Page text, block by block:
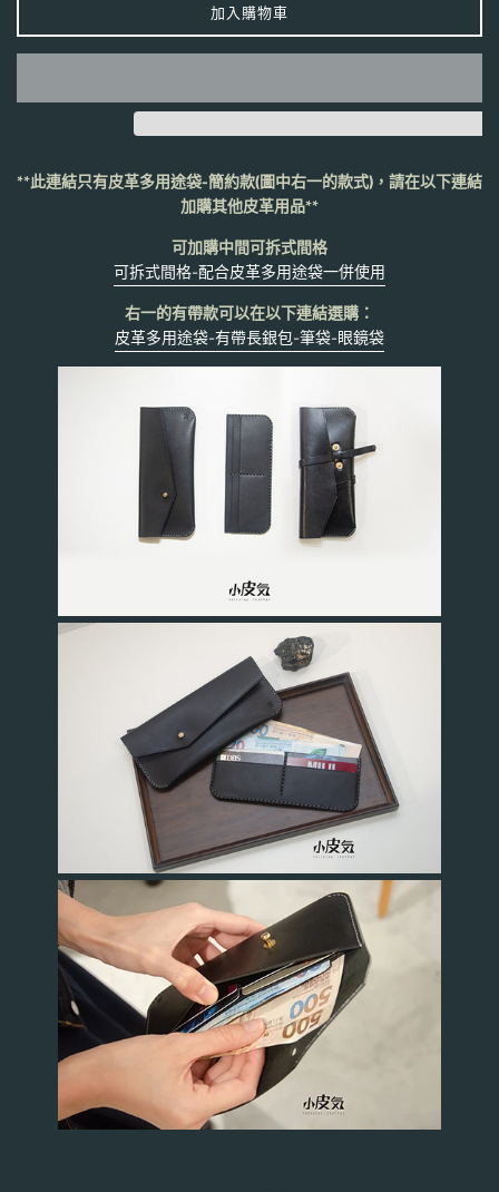
加入購物車
**此連結只有皮革多用途袋-簡約款(圖中右一的款式)，請在以下連結
加購其他皮革用品**
可加購中間可拆式間格
可拆式間格-配合皮革多用途袋一併使用
右一的有帶款可以在以下連結選購：
皮革多用途袋-有帶長銀包-筆袋-眼鏡袋